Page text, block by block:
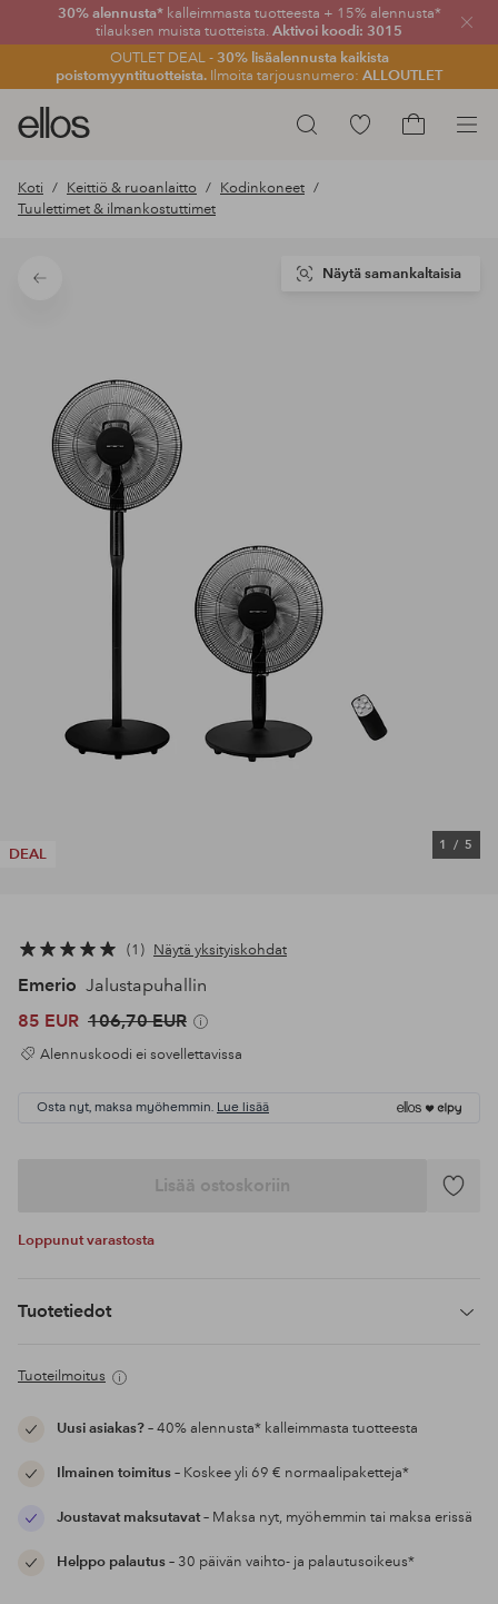
30% alennusta*kalleimmasta tuotteesta + 15% alennusta*
tilauksen muista tuotteista. Aktivoi koodi: 3015
OUTLET DEAL -30% lisäalennusta kaikista
poistomyyntituotteista. Ilmoita tarjousnumero: ALLOUTLET
Sulje
Hae
Ellos-
logo
siirry
Siirry
Koti Keittiö & ruoanlaitto
Kodinkoneet
Tuulettimet & ilmankostuttimet
Takaisin
DEAL
1 / 5
Näytä samankaltaisia
1 Näytä yksityiskohdat
Emerio Jalustapuhallin
85 EUR 106,70 EUR
Alennuskoodi ei sovellettavissa
Osta nyt, maksa myöhemmin. Lue lisää
Lisää ostoskoriin
Lisää
Loppunut varastosta
Tuotetiedot
Tuoteilmoitus
Uusi asiakas?– 40% alennusta* kalleimmasta tuotteesta
Ilmainen toimitus– Koskee yli 69 € normaalipaketteja*
Joustavat maksutavat– Maksa nyt, myöhemmin tai maksa erissä
Helppo palautus– 30 päivän vaihto- ja palautusoikeus*